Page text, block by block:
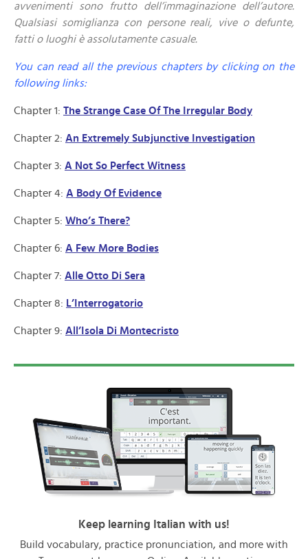
avvenimenti sono frutto dell’immaginazione dell’autore.
Qualsiasi somiglianza con persone reali, vive o defunte,
fatti o luoghi è assolutamente casuale.
You can read all the previous chapters by clicking on the
following links:
Chapter 1: The Strange Case Of The Irregular Body
Chapter 2: An Extremely Subjunctive Investigation
Chapter 3: A Not So Perfect Witness
Chapter 4: A Body Of Evidence
Chapter 5: Who’s There?
Chapter 6: A Few More Bodies
Chapter 7: Alle Otto Di Sera
Chapter 8: L’Interrogatorio
Chapter 9: All’Isola Di Montecristo
Keep learning Italian with us!
Build vocabulary, practice pronunciation, and more with